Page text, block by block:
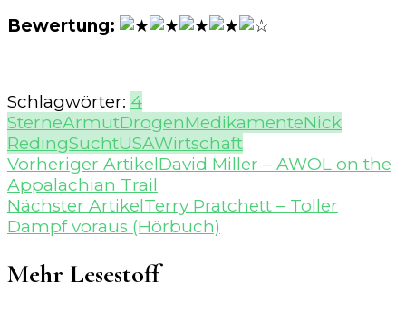
Bewertung:
Schlagwörter: 4
SterneArmutDrogenMedikamenteNick
RedingSuchtUSAWirtschaft
Beitragsnavigation
Vorheriger ArtikelDavid Miller – AWOL on the
Appalachian Trail
Nächster ArtikelTerry Pratchett – Toller
Dampf voraus (Hörbuch)
Mehr Lesestoff